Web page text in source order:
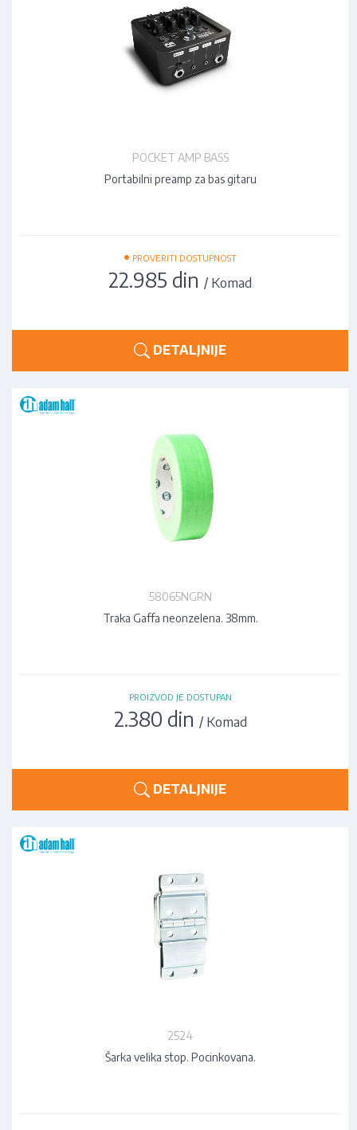
POCKET AMP BASS
Portabilni preamp za bas gitaru
• PROVERITI DOSTUPNOST
22.985 din / Komad
DETALJNIJE
58065NGRN
Traka Gaffa neonzelena. 38mm.
PROIZVOD JE DOSTUPAN
2.380 din / Komad
DETALJNIJE
2524
Šarka velika stop. Pocinkovana.